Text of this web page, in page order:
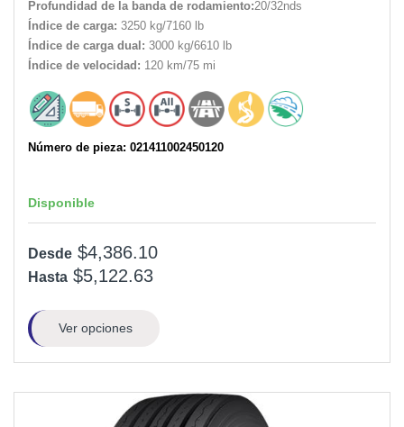
Profundidad de la banda de rodamiento:20/32nds
Índice de carga: 3250 kg/7160 lb
Índice de carga dual: 3000 kg/6610 lb
Índice de velocidad: 120 km/75 mi
Número de pieza: 021411002450120
Disponible
Desde $4,386.10
Hasta $5,122.63
Ver opciones